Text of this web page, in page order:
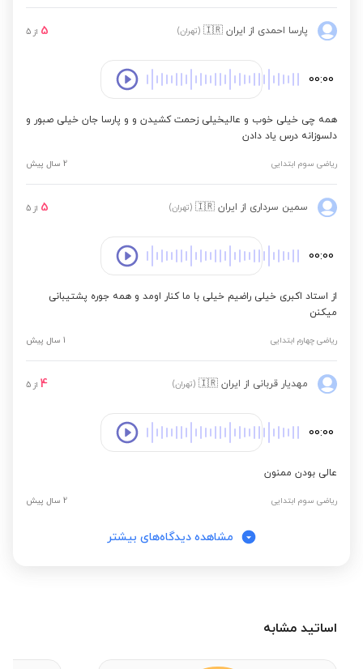
پارسا احمدی از ایران 🇮🇷 (تهران) 5 از 5
00:00
همه چی خیلی خوب و عالیخیلی زحمت کشیدن و و پارسا جان خیلی صبور و
دلسوزانه درس یاد دادن
ریاضی سوم ابتدایی 2 سال پیش
سمین سرداری از ایران 🇮🇷 (تهران) 5 از 5
00:00
از استاد اکبری خیلی راضیم خیلی با ما کنار اومد و همه جوره پشتیبانی
میکنن
ریاضی چهارم ابتدایی 1 سال پیش
مهدیار قربانی از ایران 🇮🇷 (تهران) 4 از 5
00:00
عالی بودن ممنون
ریاضی سوم ابتدایی 2 سال پیش
مشاهده دیدگاه‌های بیشتر
اساتید مشابه